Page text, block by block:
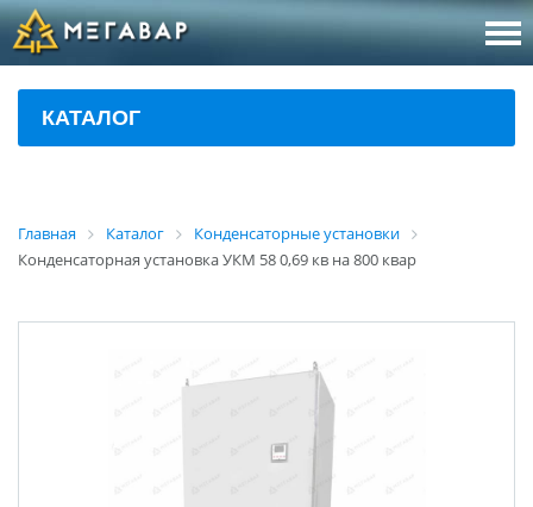
8
КАТАЛОГ
Главная Каталог
Конденсаторные установки
Конденсаторная установка УКМ 58 0,69 кв на 800 квар